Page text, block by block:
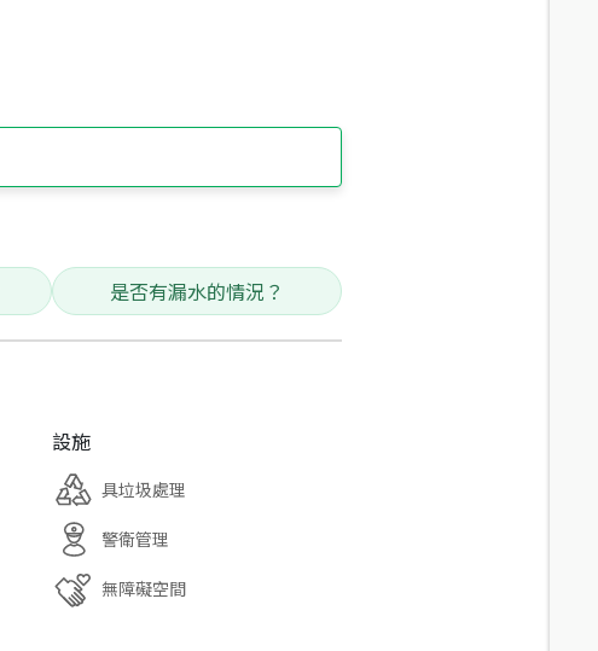
是否有漏水的情況？
設施
具垃圾處理
警衛管理
無障礙空間